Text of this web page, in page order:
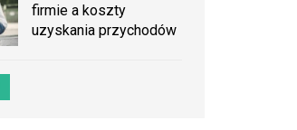
firmie a koszty
uzyskania przychodów